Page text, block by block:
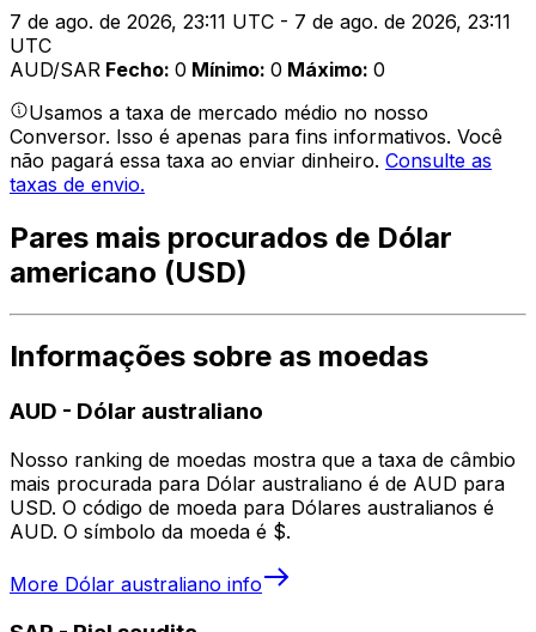
7 de ago. de 2026, 23:11 UTC - 7 de ago. de 2026, 23:11
UTC
AUD/SAR Fecho: 0 Mínimo: 0 Máximo: 0
Usamos a taxa de mercado médio no nosso
Conversor. Isso é apenas para fins informativos. Você
não pagará essa taxa ao enviar dinheiro. Consulte as
taxas de envio.
Pares mais procurados de Dólar
americano (USD)
Informações sobre as moedas
AUD - Dólar australiano
Nosso ranking de moedas mostra que a taxa de câmbio
mais procurada para Dólar australiano é de AUD para
USD. O código de moeda para Dólares australianos é
AUD. O símbolo da moeda é $.
More Dólar australiano info